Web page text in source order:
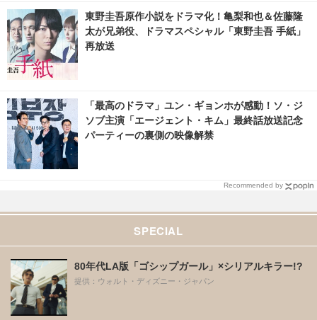
東野圭吾原作小説をドラマ化！亀梨和也＆佐藤隆
太が兄弟役、ドラマスペシャル「東野圭吾 手紙」
再放送
「最高のドラマ」ユン・ギョンホが感動！ソ・ジ
ソブ主演「エージェント・キム」最終話放送記念
パーティーの裏側の映像解禁
Recommended by
SPECIAL
80年代LA版「ゴシップガール」×シリアルキラー!?
提供：ウォルト・ディズニー・ジャパン